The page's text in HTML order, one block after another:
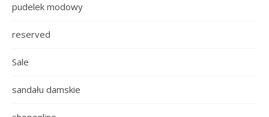
pudelek modowy
reserved
Sale
sandału damskie